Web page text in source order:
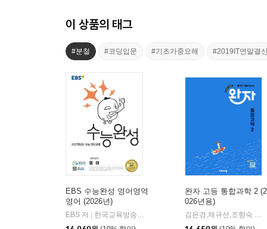
이 상품의 태그
#분철 #코딩입문 #기초가중요해 #2019IT연말결
EBS 수능완성 영어영역
영어 (2026년)
EBS 저
한국교육방송공사
완자 고등 통합과학 2 (2
026년용)
김은경,채규선,조향숙 등저